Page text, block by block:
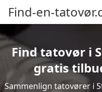
Find-en-
Find tatovør i
gratis
Sammenlign tatovører i